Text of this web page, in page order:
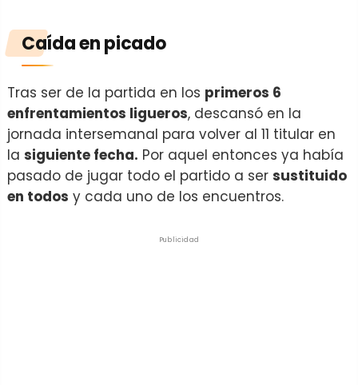
Caída en picado
Tras ser de la partida en los primeros 6
enfrentamientos ligueros, descansó en la
jornada intersemanal para volver al 11 titular en
la siguiente fecha. Por aquel entonces ya había
pasado de jugar todo el partido a ser sustituido
en todos y cada uno de los encuentros.
Publicidad